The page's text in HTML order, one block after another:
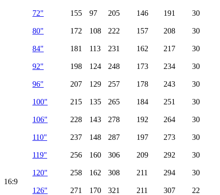
16:9
72" 155 97 205 146 191 30
80" 172 108 222 157 208 30
84" 181 113 231 162 217 30
92" 198 124 248 173 234 30
96" 207 129 257 178 243 30
100" 215 135 265 184 251 30
106" 228 143 278 192 264 30
110" 237 148 287 197 273 30
119" 256 160 306 209 292 30
120" 258 162 308 211 294 30
126" 271 170 321 211 307 22